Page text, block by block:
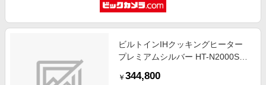
ビルトインIHクッキングヒーター
プレミアムシルバー HT-N2000STF
￥ 344,800